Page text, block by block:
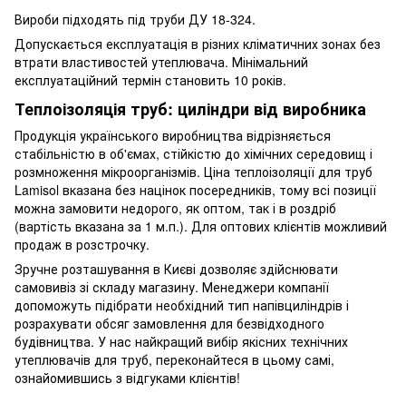
Вироби підходять під труби ДУ 18-324.
Допускається експлуатація в різних кліматичних зонах без
втрати властивостей утеплювача. Мінімальний
експлуатаційний термін становить 10 років.
Теплоізоляція труб: циліндри від виробника
Продукція українського виробництва відрізняється
стабільністю в об'ємах, стійкістю до хімічних середовищ і
розмноження мікроорганізмів. Ціна теплоізоляції для труб
Lamisol вказана без націнок посередників, тому всі позиції
можна замовити недорого, як оптом, так і в роздріб
(вартість вказана за 1 м.п.). Для оптових клієнтів можливий
продаж в розстрочку.
Зручне розташування в Києві дозволяє здійснювати
самовивіз зі складу магазину. Менеджери компанії
допоможуть підібрати необхідний тип напівциліндрів і
розрахувати обсяг замовлення для безвідходного
будівництва. У нас найкращий вибір якісних технічних
утеплювачів для труб, переконайтеся в цьому самі,
ознайомившись з відгуками клієнтів!